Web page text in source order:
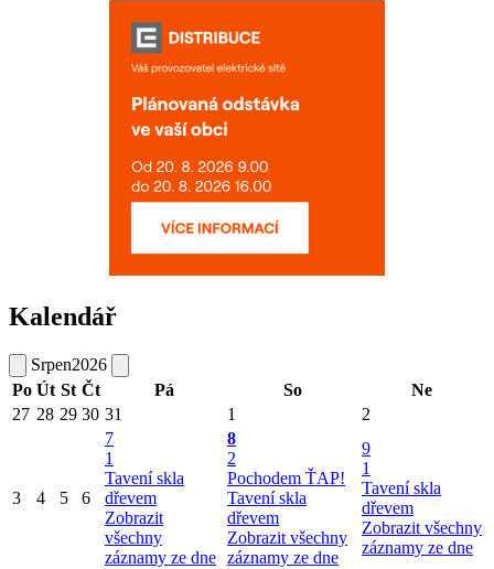
Kalendář
Srpen2026
Po Út St Čt Pá So
Ne
27 28 29 30 31 1 2
3 4 5 6
7
1
Tavení skla
dřevem
Zobrazit
všechny
záznamy ze dne
8
2
Pochodem ŤAP!
Tavení skla
dřevem
Zobrazit všechny
záznamy ze dne
9
1
Tavení skla
dřevem
Zobrazit všechny
záznamy ze dne